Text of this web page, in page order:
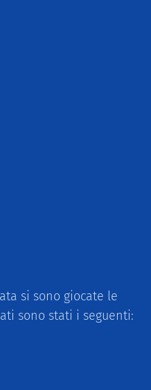
si sono giocate le
sono stati i seguenti: